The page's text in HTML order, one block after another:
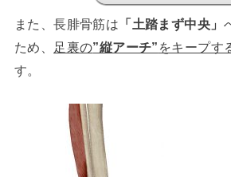
また、長腓骨筋は 「土踏まず中央」
ため、
足裏の”縦アーチ” をキープす
す。